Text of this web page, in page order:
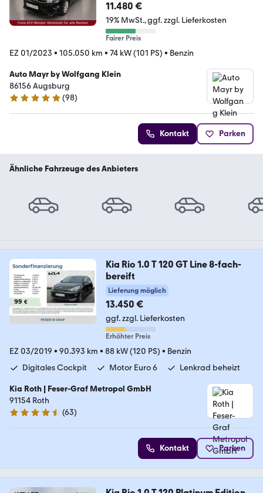
11.480 €
19% MwSt. ggf. zzgl. Lieferkosten
Fairer Preis
EZ 01/2023 • 105.050 km • 74 kW (101 PS) • Benzin
Auto Mayr by Wolfgang Klein
86156 Augsburg
4.9 Sterne
(98)
Kontakt Parken
Ähnliche Fahrzeuge des Anbieters
Kia Rio 1.0 T 120 GT Line 8-fach-
bereift
Lieferung möglich
13.450 €
ggf. zzgl. Lieferkosten
Erhöhter Preis
EZ 03/2019 • 90.393 km • 88 kW (120 PS) • Benzin
Digitales Cockpit
Motor Euro 6 Lenkrad beheizt
Kia Roth | Feser-Graf Metropol GmbH
91154 Roth
4.6 Sterne
(63)
Kontakt Parken